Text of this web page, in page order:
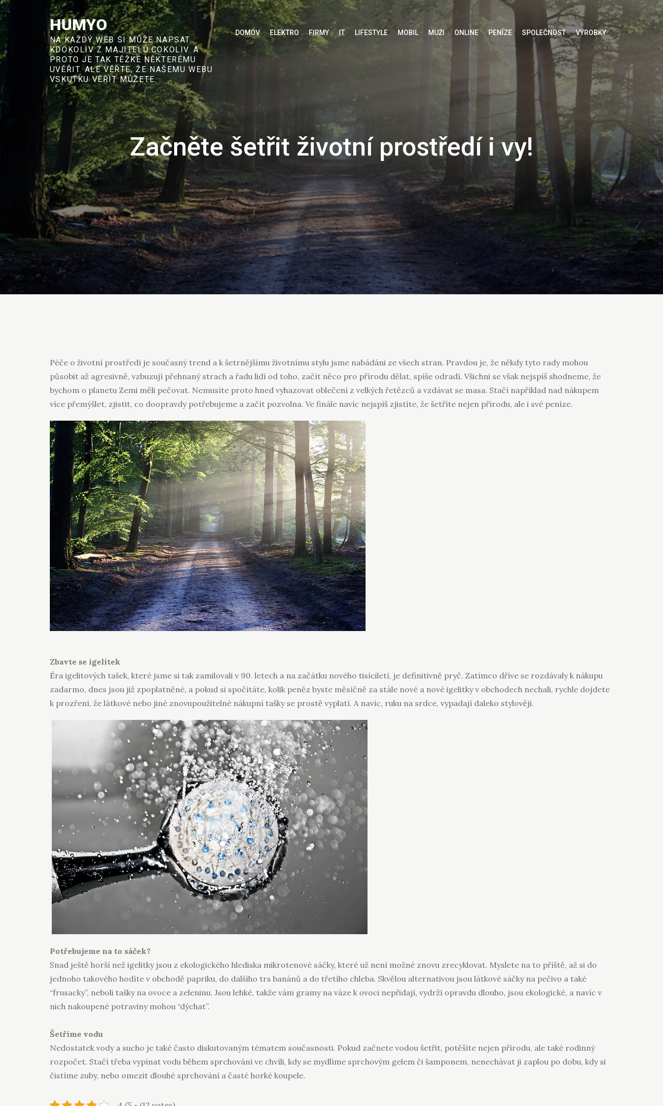
Skip
to
HUMYO
NA KAŽDÝ WEB SI MŮŽE NAPSAT
KDOKOLIV Z MAJITELŮ COKOLIV. A
PROTO JE TAK TĚŽKÉ NĚKTERÉMU
UVĚŘIT. ALE VĚŘTE, ŽE NAŠEMU WEBU
VSKUTKU VĚŘIT MŮŽETE.
DOMOV ELEKTRO FIRMY IT LIFESTYLE MOBIL MUŽI ONLINE PENÍZE SPOLEČNOST VÝROBKY
Začněte šetřit životní prostředí i vy!
Péče o životní prostředí je současný trend a k šetrnějšímu životnímu stylu jsme nabádáni ze všech stran. Pravdou je, že někdy tyto rady mohou
působit až agresivně, vzbuzují přehnaný strach a řadu lidí od toho, začít něco pro přírodu dělat, spíše odradí. Všichni se však nejspíš shodneme, že
bychom o planetu Zemi měli pečovat. Nemusíte proto hned vyhazovat oblečení z velkých řetězců a vzdávat se masa. Stačí například nad nákupem
více přemýšlet, zjistit, co doopravdy potřebujeme a začít pozvolna. Ve finále navíc nejspíš zjistíte, že šetříte nejen přírodu, ale i své peníze.
Zbavte se igelitek
Éra igelitových tašek, které jsme si tak zamilovali v 90. letech a na začátku nového tisíciletí, je definitivně pryč. Zatímco dříve se rozdávaly k nákupu
zadarmo, dnes jsou již zpoplatněné, a pokud si spočítáte, kolik peněz byste měsíčně za stále nové a nové igelitky v obchodech nechali, rychle dojdete
k prozření, že látkové nebo jiné znovupoužitelné nákupní tašky se prostě vyplatí. A navíc, ruku na srdce, vypadají daleko stylověji.
Potřebujeme na to sáček?
Snad ještě horší než igelitky jsou z ekologického hlediska mikrotenové sáčky, které už není možné znovu zrecyklovat. Myslete na to příště, až si do
jednoho takového hodíte v obchodě papriku, do dalšího trs banánů a do třetího chleba. Skvělou alternativou jsou látkové sáčky na pečivo a také
“frusacky”, neboli tašky na ovoce a zeleninu. Jsou lehké, takže vám gramy na váze k ovoci nepřidají, vydrží opravdu dlouho, jsou ekologické, a navíc v
nich nakoupené potraviny mohou “dýchat”.
Šetříme vodu
Nedostatek vody a sucho je také často diskutovaným tématem současnosti. Pokud začnete vodou šetřit, potěšíte nejen přírodu, ale také rodinný
rozpočet. Stačí třeba vypínat vodu během sprchování ve chvíli, kdy se mydlíme sprchovým gelem či šamponem, nenechávat ji zaplou po dobu, kdy si
čistíme zuby, nebo omezit dlouhé sprchování a časté horké koupele.